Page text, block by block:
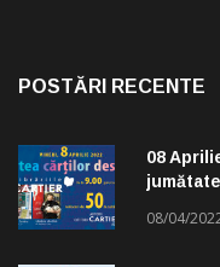
POSTĂRI RECENTE
08
08/04/